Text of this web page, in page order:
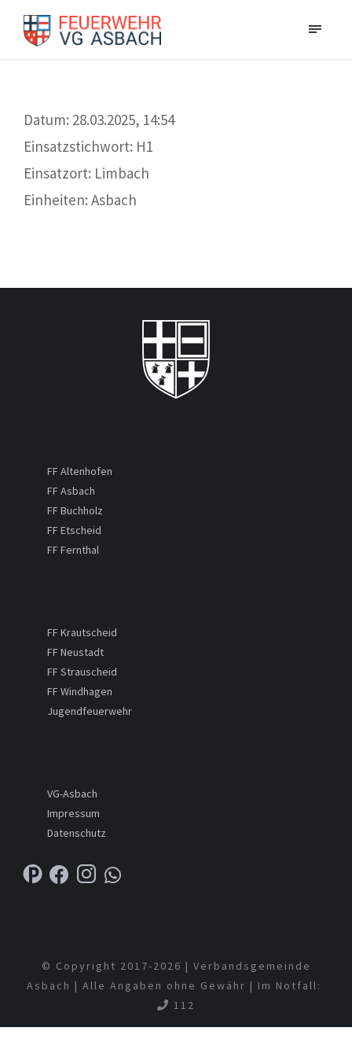
Datum: 28.03.2025, 14:54
Einsatzstichwort: H1
Einsatzort: Limbach
Einheiten: Asbach
FF Altenhofen
FF Asbach
FF Buchholz
FF Etscheid
FF Fernthal
FF Krautscheid
FF Neustadt
FF Strauscheid
FF Windhagen
Jugendfeuerwehr
VG-Asbach
Impressum
Datenschutz
© Copyright 2017-2026 | Verbandsgemeinde
Asbach | Alle Angaben ohne Gewähr | Im Notfall:
112